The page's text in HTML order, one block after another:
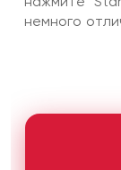
немного